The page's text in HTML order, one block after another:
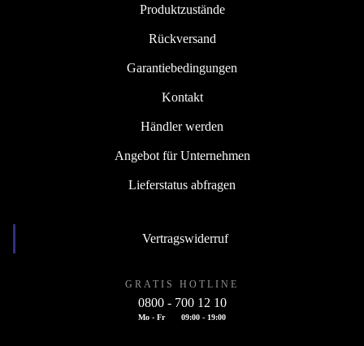
Produktzustände
Rückversand
Garantiebedingungen
Kontakt
Händler werden
Angebot für Unternehmen
Lieferstatus abfragen
Vertragswiderruf
GRATIS HOTLINE
0800 - 700 12 10
Mo - Fr 09:00 - 19:00